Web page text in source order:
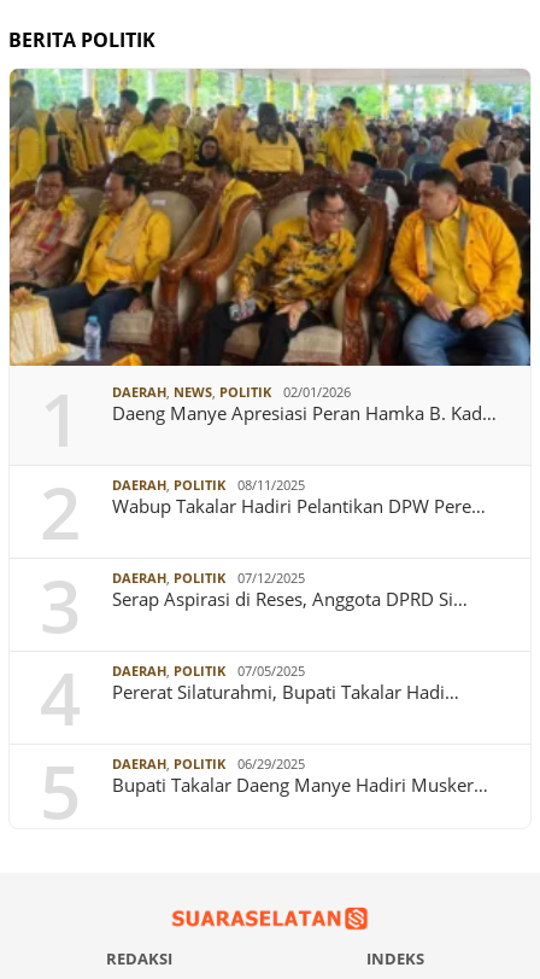
BERITA POLITIK
1 DAERAH NEWS POLITIK 02/01/2026
Daeng Manye Apresiasi Peran Hamka B. Kad…
2 DAERAH POLITIK 08/11/2025
Wabup Takalar Hadiri Pelantikan DPW Pere…
3 DAERAH POLITIK 07/12/2025
Serap Aspirasi di Reses, Anggota DPRD Si…
4 DAERAH POLITIK 07/05/2025
Pererat Silaturahmi, Bupati Takalar Hadi…
5 DAERAH POLITIK 06/29/2025
Bupati Takalar Daeng Manye Hadiri Musker…
REDAKSI INDEKS